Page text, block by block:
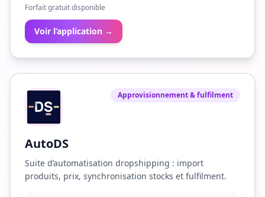
Forfait gratuit disponible
Voir l’application →
Approvisionnement & fulfilment
AutoDS
Suite d’automatisation dropshipping : import
produits, prix, synchronisation stocks et fulfilment.